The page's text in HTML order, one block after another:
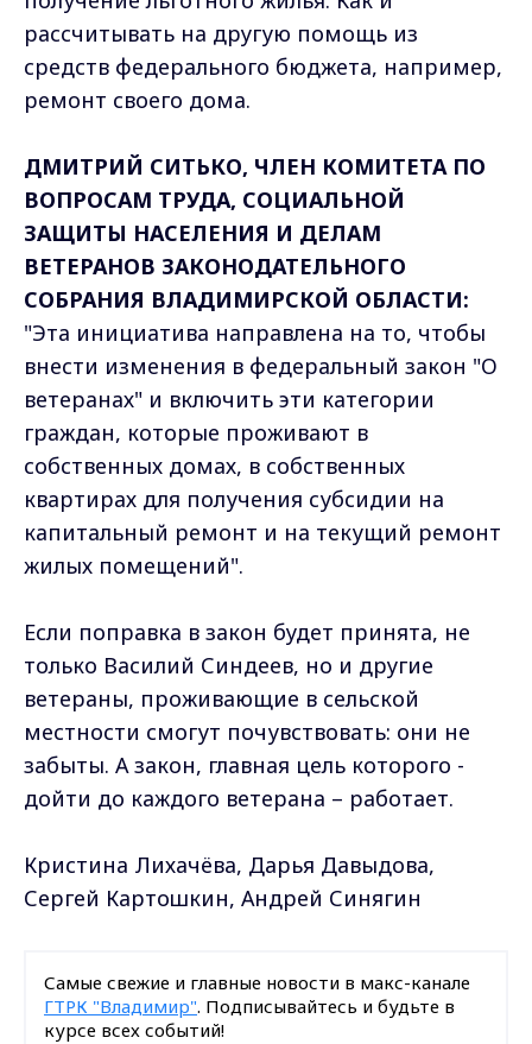
рассчитывать на другую помощь из
средств федерального бюджета, например,
ремонт своего дома.
ДМИТРИЙ СИТЬКО, ЧЛЕН КОМИТЕТА ПО
ВОПРОСАМ ТРУДА, СОЦИАЛЬНОЙ
ЗАЩИТЫ НАСЕЛЕНИЯ И ДЕЛАМ
ВЕТЕРАНОВ ЗАКОНОДАТЕЛЬНОГО
СОБРАНИЯ ВЛАДИМИРСКОЙ ОБЛАСТИ:
"Эта инициатива направлена на то, чтобы
внести изменения в федеральный закон "О
ветеранах" и включить эти категории
граждан, которые проживают в
собственных домах, в собственных
квартирах для получения субсидии на
капитальный ремонт и на текущий ремонт
жилых помещений".
Если поправка в закон будет принята, не
только Василий Синдеев, но и другие
ветераны, проживающие в сельской
местности смогут почувствовать: они не
забыты. А закон, главная цель которого -
дойти до каждого ветерана – работает.
Кристина Лихачёва, Дарья Давыдова,
Сергей Картошкин, Андрей Синягин
Самые свежие и главные новости в макс-канале
ГТРК "Владимир". Подписывайтесь и будьте в
курсе всех событий!